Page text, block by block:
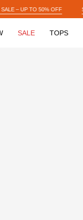
SALE – UP TO 50% OFF
SALE TOPS